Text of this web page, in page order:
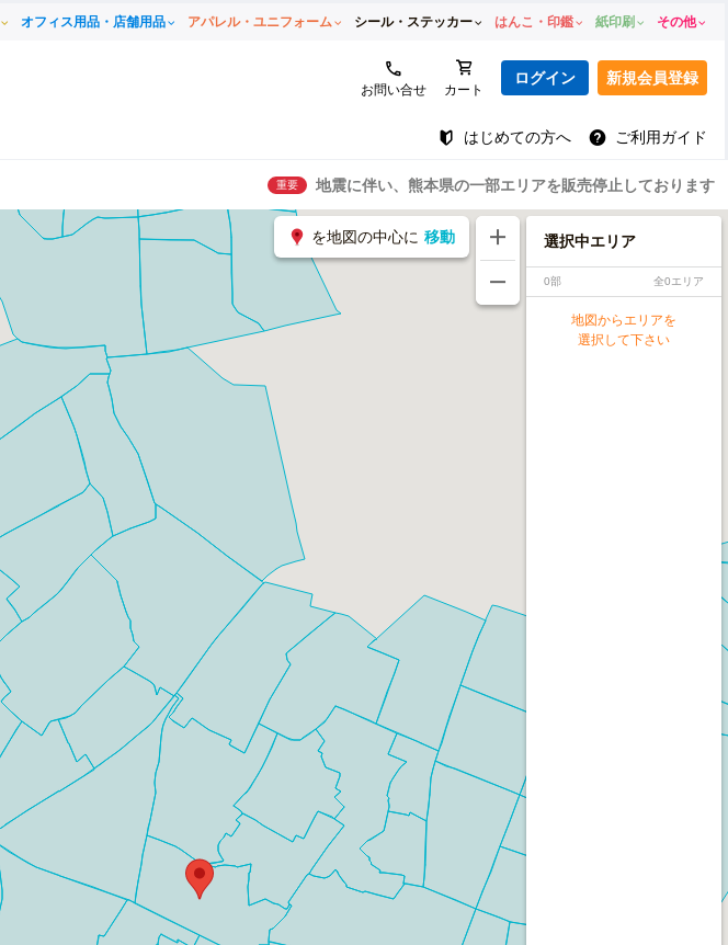
オフィス用品・店舗用品 アパレル・ユニフォーム シール・ステッカー はんこ・印鑑 紙印刷 その他
お問い合せ カート
ログイン 新規会員登録
はじめての方へ ご利用ガイド
重要 地震に伴い、熊本県の一部エリアを販売停止しております
を地図の中心に 移動 選択中エリア
0部 全0エリア
地図からエリアを
選択して下さい